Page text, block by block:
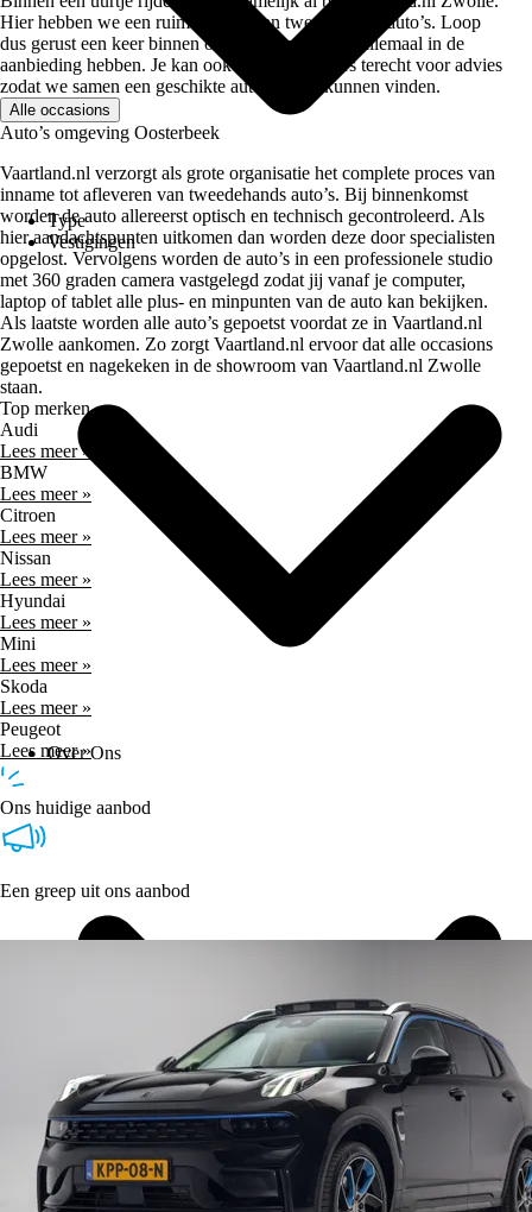
Type
Vestigingen
Over Ons
Hier hebben we een ruim aanbod aan tweedehands auto’s. Loop
dus gerust een keer binnen om te kijken wat we allemaal in de
aanbieding hebben. Je kan ook bij de verkopers terecht voor advies
zodat we samen een geschikte auto voor je kunnen vinden.
Alle occasions
Auto’s omgeving Oosterbeek
Vaartland.nl verzorgt als grote organisatie het complete proces van
inname tot afleveren van tweedehands auto’s. Bij binnenkomst
worden de auto allereerst optisch en technisch gecontroleerd. Als
hier aandachtspunten uitkomen dan worden deze door specialisten
opgelost. Vervolgens worden de auto’s in een professionele studio
met 360 graden camera vastgelegd zodat jij vanaf je computer,
laptop of tablet alle plus- en minpunten van de auto kan bekijken.
Als laatste worden alle auto’s gepoetst voordat ze in Vaartland.nl
Zwolle aankomen. Zo zorgt Vaartland.nl ervoor dat alle occasions
gepoetst en nagekeken in de showroom van Vaartland.nl Zwolle
staan.
Top merken
Audi
Lees meer »
BMW
Lees meer »
Citroen
Lees meer »
Nissan
Lees meer »
Hyundai
Lees meer »
Mini
Lees meer »
Skoda
Lees meer »
Peugeot
Lees meer »
Ons huidige aanbod
Een greep uit ons aanbod